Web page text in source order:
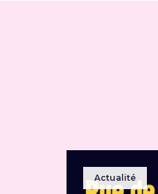
Actualité